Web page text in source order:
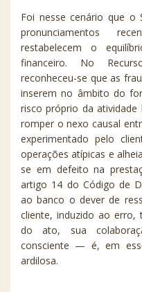
Foi nesse cenário que o
pronunciamentos
restabelecem o
financeiro. No
reconheceu-se que as
inserem no âmbito do
risco próprio da atividade
romper o nexo causal
experimentado pelo
operações atípicas e
se em defeito na
artigo 14 do Código de
ao banco o dever de
cliente, induzido ao erro,
do ato, sua
consciente — é, em
ardilosa.